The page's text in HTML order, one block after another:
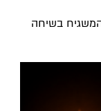
המשגיח בשיחה